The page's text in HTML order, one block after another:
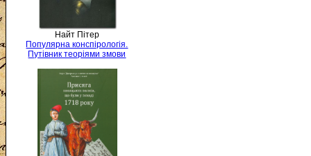
Найт Пітер
Популярна конспірологія.
Путівник теоріями змови